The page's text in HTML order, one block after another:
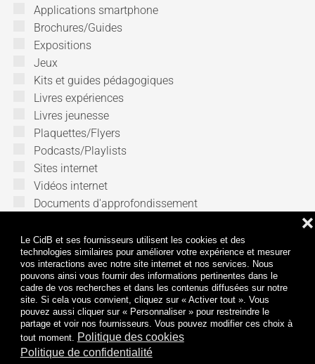
Le CidB et ses fournisseurs utilisent les cookies et des
technologies similaires pour améliorer votre expérience et mesurer
vos interactions avec notre site internet et nos services. Nous
pouvons ainsi vous fournir des informations pertinentes dans le
cadre de vos recherches et dans les contenus diffusées sur notre
site. Si cela vous convient, cliquez sur « Activer tout ». Vous
pouvez aussi cliquer sur « Personnaliser » pour restreindre le
partage et voir nos fournisseurs. Vous pouvez modifier ces choix à
tout moment. Politique des cookies
Politique de confidentialité
❌
Applications smartphone
Brochures/Guides
Expositions
Jeux
Kits et guides pédagogiques
Livres expériences
Livres jeunesse
Plaquettes/Flyers
Podcasts/Playlists
Sites internet
Vidéos internet
Documents d'approfondissement
Petite enfance
Maternelle
Primaire
Collège
Lycée
Enseignement supérieur